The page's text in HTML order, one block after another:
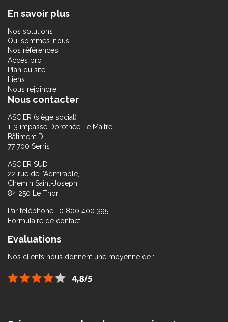
En savoir plus
Nos solutions
Qui sommes-nous
Nos références
Accès pro
Plan du site
Liens
Nous rejoindre
Nous contacter
ASCIER (siège social)
1-3 impasse Dorothée Le Maitre
Bâtiment D
77 700 Serris
ASCIER SUD
22 rue de l’Admirable,
Chemin Saint-Joseph
84 250 Le Thor
Par téléphone : 0 800 400 395
Formulaire de contact
Evaluations
Nos clients nous donnent une moyenne de :